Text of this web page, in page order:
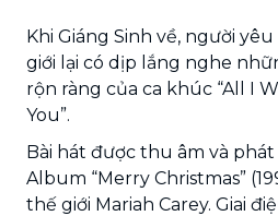
Khi Giáng Sinh về, người
giới lại có dịp lắng nghe
rộn ràng của ca khúc “All I
You”.
Bài hát được thu âm và
Album “Merry Christmas”
thế giới Mariah Carey. Giai